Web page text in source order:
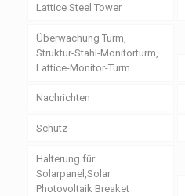
Lattice Steel Tower
Überwachung Turm,
Struktur-Stahl-Monitorturm,
Lattice-Monitor-Turm
Nachrichten
Schutz
Halterung für
Solarpanel,Solar
Photovoltaik Breaket